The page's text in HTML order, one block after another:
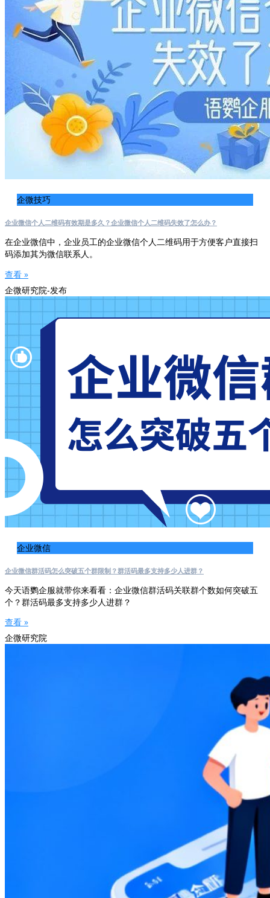
企微技巧
企业微信个人二维码有效期是多久？企业微信个人二维码失效了怎么办？
在企业微信中，企业员工的企业微信个人二维码用于方便客户直接扫
码添加其为微信联系人。
查看 »
企微研究院-发布
企业微信
企业微信群活码怎么突破五个群限制？群活码最多支持多少人进群？
今天语鹦企服就带你来看看：企业微信群活码关联群个数如何突破五
个？群活码最多支持多少人进群？
查看 »
企微研究院